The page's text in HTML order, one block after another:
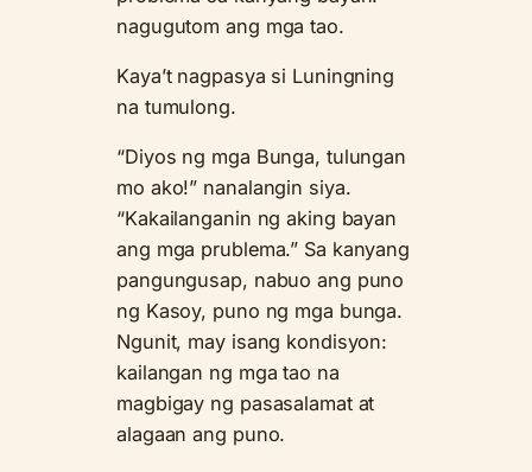
nagugutom ang mga tao.
Kaya’t nagpasya si Luningning
na tumulong.
“Diyos ng mga Bunga, tulungan
mo ako!” nanalangin siya.
“Kakailanganin ng aking bayan
ang mga prublema.” Sa kanyang
pangungusap, nabuo ang puno
ng Kasoy, puno ng mga bunga.
Ngunit, may isang kondisyon:
kailangan ng mga tao na
magbigay ng pasasalamat at
alagaan ang puno.